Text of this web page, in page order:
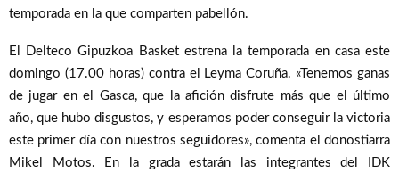
temporada en la que comparten pabellón.
El Delteco Gipuzkoa Basket estrena la temporada en casa este
domingo (17.00 horas) contra el Leyma Coruña. «Tenemos ganas
de jugar en el Gasca, que la afición disfrute más que el último
año, que hubo disgustos, y esperamos poder conseguir la victoria
este primer día con nuestros seguidores», comenta el donostiarra
Mikel Motos. En la grada estarán las integrantes del IDK